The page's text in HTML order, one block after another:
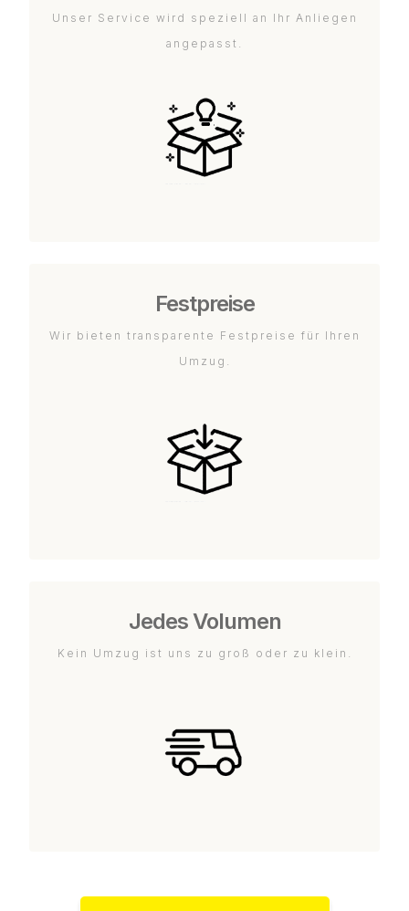
Unser Service wird speziell an Ihr Anliegen
angepasst.
Festpreise
Wir bieten transparente Festpreise für Ihren
Umzug.
Jedes Volumen
Kein Umzug ist uns zu groß oder zu klein.